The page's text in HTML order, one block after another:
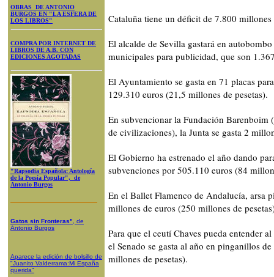
OBRAS DE ANTONIO
BURGOS EN "LA ESFERA DE
LOS LIBROS"
COMPRA POR INTERNET DE
LIBROS DE A.B. CON
EDICIONES AGOTADAS
"Rapsodia Española: Antología
de la Poesía Popular", de
Antonio Burgos
Gatos sin Fronteras" , de
Antonio Burgos
Aparece la edición de bolsillo de
"Juanito Valderrama:Mi España
querida"
Cataluña tiene un déficit de 7.800
El alcalde de Sevilla gastará en
municipales para publicidad, que son
El Ayuntamiento se gasta en 71 placas
129.310 euros (21,5 millones de pesetas).
En subvencionar la Fundación Barenboim
de civilizaciones), la Junta se gasta 2
El Gobierno ha estrenado el año dando
subvenciones por 505.110 euros (84
En el Ballet Flamenco de Andalucía, arsa
millones de euros (250 millones de
Para que el ceutí Chaves pueda entender
el Senado se gasta al año en pinganillos
millones de pesetas).